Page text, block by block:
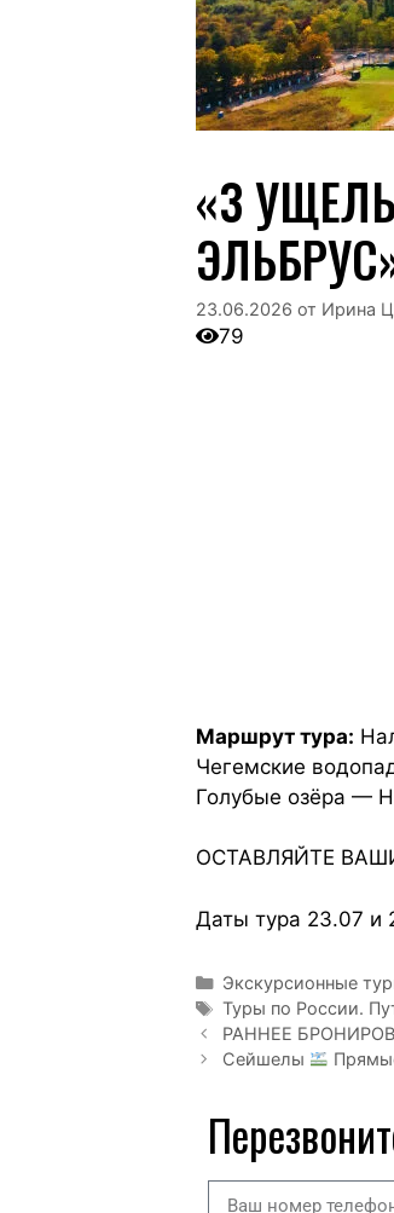
«3
23.06.2026 от Ирина
79
Маршрут тура:
Чегемские
Голубые озёра —
ОСТАВЛЯЙТЕ
Даты тура 23.07
Экскурсионные
Туры по России.
РАННЕЕ
Сейшелы